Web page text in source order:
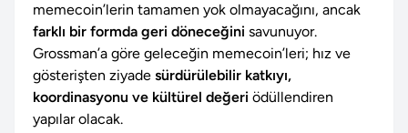
memecoin’lerin tamamen yok olmayacağını, ancak
farklı bir formda geri döneceğini savunuyor.
Grossman’a göre geleceğin memecoin’leri; hız ve
gösterişten ziyade sürdürülebilir katkıyı,
koordinasyonu ve kültürel değeri ödüllendiren
yapılar olacak.